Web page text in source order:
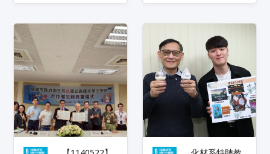
生探索綠色科
續以治理制度
推動校園淨零
轉型